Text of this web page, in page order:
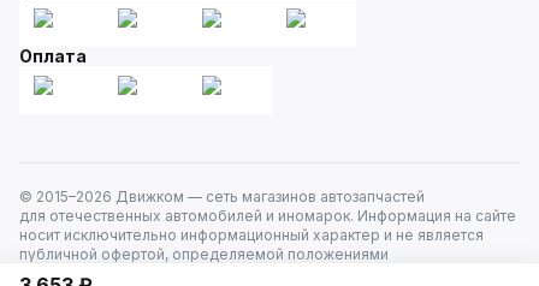
Оплата
© 2015–2026 Движком — сеть магазинов автозапчастей
для отечественных автомобилей и иномарок. Информация на сайте
носит исключительно информационный характер и не является
публичной офертой, определяемой положениями